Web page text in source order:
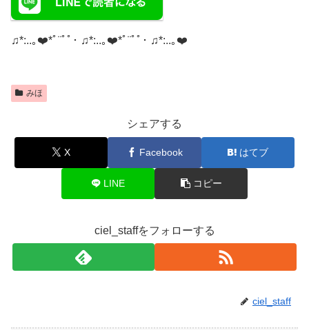
♫*:..｡❤️*ﾟ¨ﾟﾟ･ ♫*:..｡❤️*ﾟ¨ﾟﾟ･ ♫*:..｡❤️
みほ
シェアする
X Facebook はてブ
LINE コピー
ciel_staffをフォローする
ciel_staff